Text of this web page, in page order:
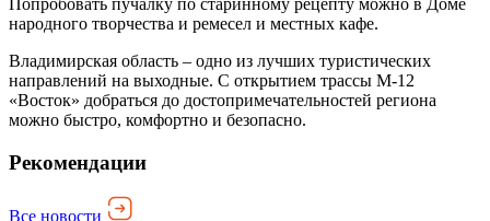
народного творчества и ремесел и местных кафе.
Владимирская область – одно из лучших туристических
направлений на выходные. С открытием трассы М-12
«Восток» добраться до достопримечательностей региона
можно быстро, комфортно и безопасно.
Рекомендации
Все новости